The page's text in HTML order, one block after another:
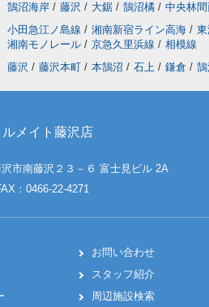
鵠沼海岸 / 藤沢 / 大鋸 / 鵠沼橘 / 中央林
小田急江ノ島線 / 湘南新宿ライン高海 /
湘南モノレール / 京急久里浜線 / 相模線
藤沢 / 藤沢本町 / 本鵠沼 / 石上 / 鎌倉 /
メイト藤沢店
市南藤沢２３－６ 富士見ビル 2A
：0466-22-4271
お問い合わせ
スタッフ紹介
周辺施設検索